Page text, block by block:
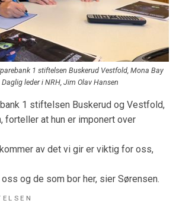
1 stiftelsen Buskerud Vestfold, Mona Bay
Daglig leder i NRH, Jim Olav Hansen
1 stiftelsen Buskerud og Vestfold,
forteller at hun er imponert over
av det vi gir er viktig for oss,
og de som bor her, sier Sørensen.